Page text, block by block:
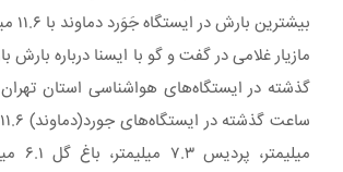
بیشترین بارش در ایستگاه جَوَرد دماوند با ۱۱.۶ میلیمتر ثبت شد.